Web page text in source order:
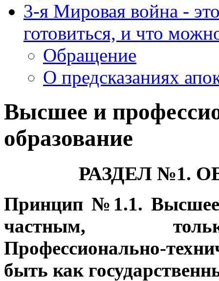
3-я Мировая война -
готовиться, и что
Обращение
О предсказаниях
Высшее и
образование
РАЗДЕЛ №1.
Принцип №1.1. Высшее
частным,
Профессионально-
быть как